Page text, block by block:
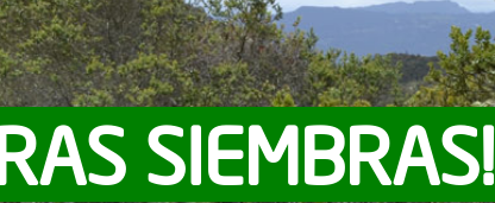
SIEMBRAS!